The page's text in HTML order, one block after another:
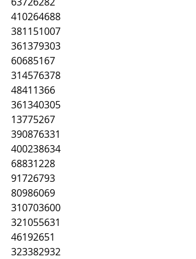
410264688
381151007
361379303
60685167
314576378
48411366
361340305
13775267
390876331
400238634
68831228
91726793
80986069
310703600
321055631
46192651
323382932